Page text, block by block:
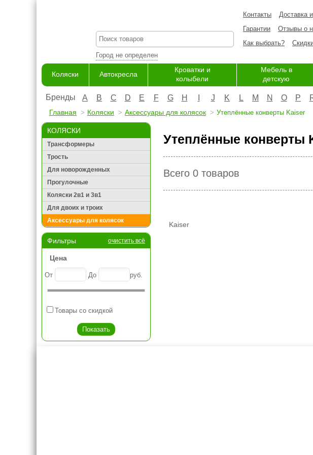
Город не определен
Контакты
Доставка
Гарантии
Отзывы о
Как выбрать?
Коляски Автокресла
Кроватки и
колыбели
Мебель в
детскую
Бренды A B C D E F G H J K L M N O P
Главная Коляски Аксессуары для колясок Утеплённые конверты Kaiser
КОЛЯСКИ
Трансформеры
Трость
Для новорожденных
Прогулочные
Коляски 2в1 и 3в1
Для двоих и троих
Аксессуары для колясок
Фильтры очистить всё
Цена
От До руб.
Товары со скидкой
Утеплённые конверты
Всего 0 товаров
Kaiser